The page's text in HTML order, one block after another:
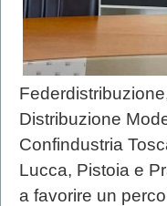
Distribuzione
Confindustria
Lucca, Pistoia e
a favorire un